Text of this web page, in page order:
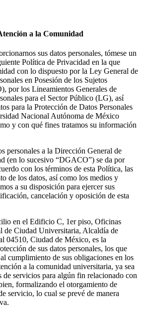
a la Comunidad
sus datos personales, tómese un
Política de Privacidad en la que
con lo dispuesto por la Ley General de
en Posesión de los Sujetos
por los Lineamientos Generales de
para el Sector Público (LG), así
para la Protección de Datos Personales
Nacional Autónoma de México
y con qué fines tratamos su información
personales a la Dirección General de
(en lo sucesivo “DGACO”) se da por
con los términos de esta Política, las
de los datos, así como los medios y
a su disposición para ejercer sus
cancelación y oposición de esta
en el Edificio C, 1er piso, Oficinas
de Ciudad Universitaria, Alcaldía de
04510, Ciudad de México, es la
de sus datos personales, los que
cumplimiento de sus obligaciones en los
a la comunidad universitaria, ya sea
de servicios para algún fin relacionado con
formalizando el otorgamiento de
servicio, lo cual se prevé de manera